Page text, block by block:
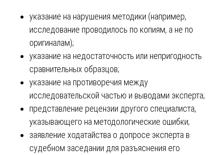
указание на нарушения методики (например,
исследование проводилось по копиям, а не по
оригиналам);
указание на недостаточность или непригодность
сравнительных образцов;
указание на противоречия между
исследовательской частью и выводами эксперта;
представление рецензии другого специалиста,
указывающего на методологические ошибки;
заявление ходатайства о допросе эксперта в
судебном заседании для разъяснения его